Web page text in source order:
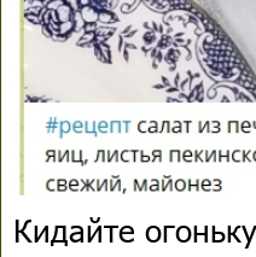
​​​​​Кидайте